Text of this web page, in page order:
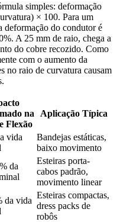
simples: deformação
× 100. Para um
deformação do condutor é
A 25 mm de raio, chega a
do cobre recozido. Como
com o aumento da
no raio de curvatura causam
na
Flexão
Aplicação Típica
vida
Bandejas estáticas,
baixo movimento
da
Esteiras porta-
cabos padrão,
movimento linear
da vida
Esteiras compactas,
dress packs de
robôs